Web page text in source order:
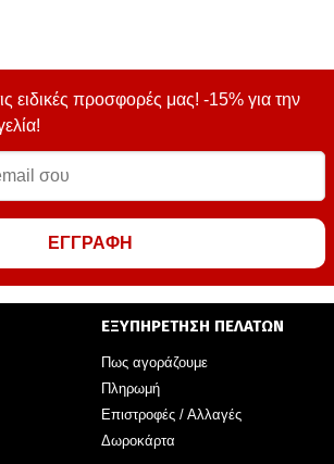
ειδικές προσφορές μας! -15% για την
ΕΓΓΡΑΦΗ
ΕΞΥΠΗΡΕΤΗΣΗ ΠΕΛΑΤΩΝ
Πως αγοράζουμε
Πληρωμή
Επιστροφές / Αλλαγές
Δωροκάρτα